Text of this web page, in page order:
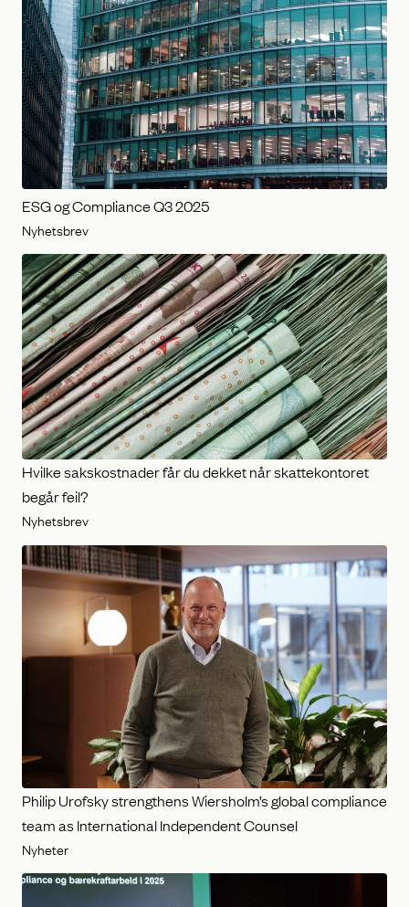
ESG og Compliance Q3 2025
Nyhetsbrev
Hvilke sakskostnader får du dekket når skattekontoret
begår feil?
Nyhetsbrev
Philip Urofsky strengthens Wiersholm’s global compliance
team as International Independent Counsel
Nyheter